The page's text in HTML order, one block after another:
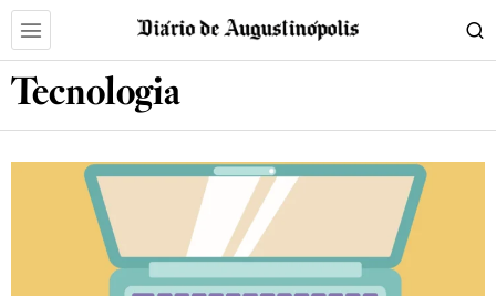
Tecnologia